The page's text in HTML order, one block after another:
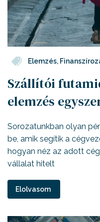
Elemzés,
Szállítói
elemzés
Sorozatunkban olyan
be, amik segítik a
hogyan néz az adott
vállalat hitelt
Elolvasom